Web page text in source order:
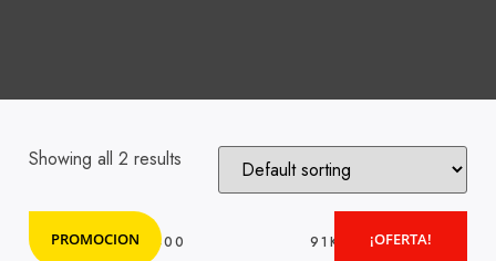
Showing all 2 results
PROMOCION
91K3300400 ¡OFERTA!
91K6506400